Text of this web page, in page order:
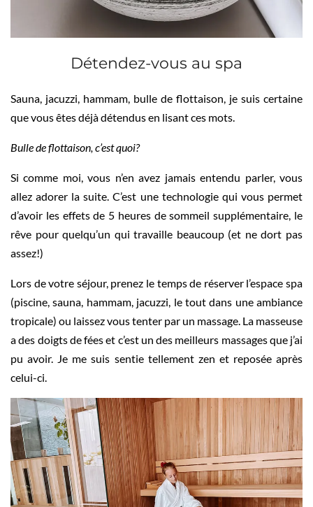
Détendez-vous au spa
Sauna, jacuzzi, hammam, bulle de flottaison, je suis certaine
que vous êtes déjà détendus en lisant ces mots.
Bulle de flottaison, c’est quoi?
Si comme moi, vous n’en avez jamais entendu parler, vous
allez adorer la suite. C’est une technologie qui vous permet
d’avoir les effets de 5 heures de sommeil supplémentaire, le
rêve pour quelqu’un qui travaille beaucoup (et ne dort pas
assez!)
Lors de votre séjour, prenez le temps de réserver l’espace spa
(piscine, sauna, hammam, jacuzzi, le tout dans une ambiance
tropicale) ou laissez vous tenter par un massage. La masseuse
a des doigts de fées et c’est un des meilleurs massages que j’ai
pu avoir. Je me suis sentie tellement zen et reposée après
celui-ci.